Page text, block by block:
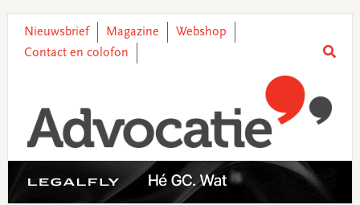
primary
main
primary
footer
Nieuwsbrief Magazine
Webshop
Contact en colofon